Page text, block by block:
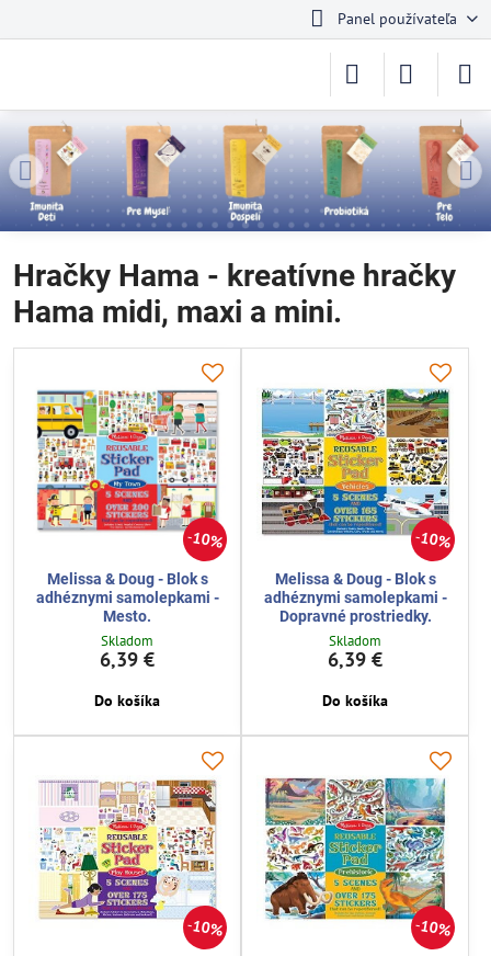
Panel používateľa
Hračky Hama - kreatívne hračky
Hama midi, maxi a mini.
10%
Melissa & Doug - Blok s
adhéznymi samolepkami -
Mesto.
Skladom
6,39 €
Do košíka
10%
Melissa & Doug - Blok s
adhéznymi samolepkami -
Dopravné prostriedky.
Skladom
6,39 €
Do košíka
10% 10%